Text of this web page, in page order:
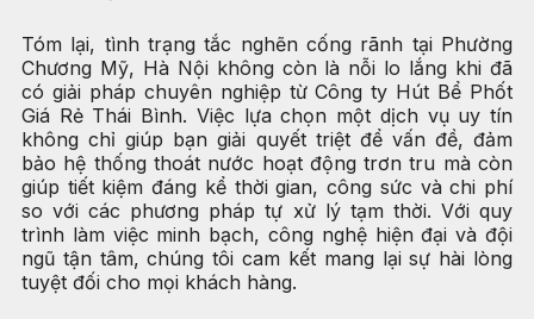
Tóm lại, tình trạng tắc nghẽn cống rãnh tại Phường
Chương Mỹ, Hà Nội không còn là nỗi lo lắng khi đã
có giải pháp chuyên nghiệp từ Công ty Hút Bể Phốt
Giá Rẻ Thái Bình. Việc lựa chọn một dịch vụ uy tín
không chỉ giúp bạn giải quyết triệt để vấn đề, đảm
bảo hệ thống thoát nước hoạt động trơn tru mà còn
giúp tiết kiệm đáng kể thời gian, công sức và chi phí
so với các phương pháp tự xử lý tạm thời. Với quy
trình làm việc minh bạch, công nghệ hiện đại và đội
ngũ tận tâm, chúng tôi cam kết mang lại sự hài lòng
tuyệt đối cho mọi khách hàng.